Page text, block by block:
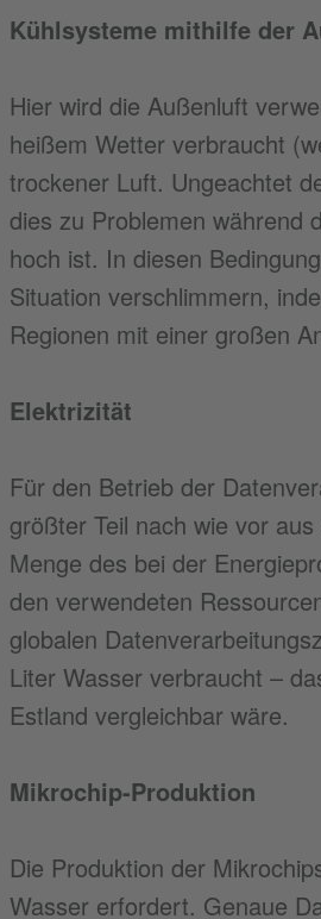
Kühlsysteme mithilfe der
Hier wird die Außenluft
heißem Wetter verbraucht
trockener Luft. Ungeachtet
dies zu Problemen während
hoch ist. In diesen
Situation verschlimmern,
Regionen mit einer großen
Elektrizität
Für den Betrieb der
größter Teil nach wie vor
Menge des bei der
den verwendeten
globalen
Liter Wasser verbraucht –
Estland vergleichbar wäre.
Mikrochip-Produktion
Die Produktion der
Wasser erfordert. Genaue